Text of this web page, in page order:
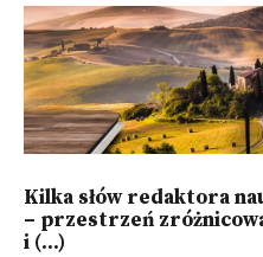
Kilka słów redaktora
– przestrzeń
i (...)